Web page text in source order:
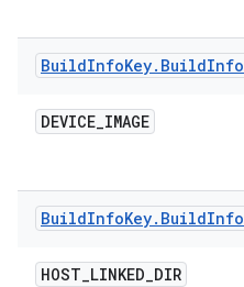
BuildInfoKey. BuildInfo
DEVICE_IMAGE
BuildInfoKey. BuildInfo
HOST_LINKED_DIR